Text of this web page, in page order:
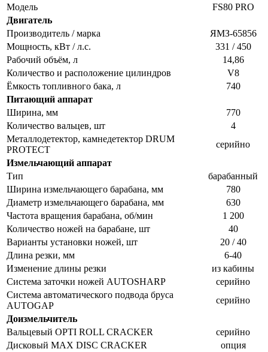
Модель
FS80 PRO
Двигатель
Производитель / марка
ЯМЗ-65856
Мощность, кВт / л.с.
331 / 450
Рабочий объём, л
14,86
Количество и расположение цилиндров
V8
Ёмкость топливного бака, л
740
Питающий аппарат
Ширина, мм
770
Количество вальцев, шт
4
Металлодетектор, камнедетектор DRUM
PROTECT
серийно
Измельчающий аппарат
Тип
барабанный
Ширина измельчающего барабана, мм
780
Диаметр измельчающего барабана, мм
630
Частота вращения барабана, об/мин
1 200
Количество ножей на барабане, шт
40
Варианты установки ножей, шт
20 / 40
Длина резки, мм
6-40
Изменение длины резки
из кабины
Система заточки ножей AUTOSHARP
серийно
Система автоматического подвода бруса
AUTOGAP
серийно
Доизмельчитель
Вальцевый OPTI ROLL CRACKER
серийно
Дисковый MAX DISC CRACKER
опция